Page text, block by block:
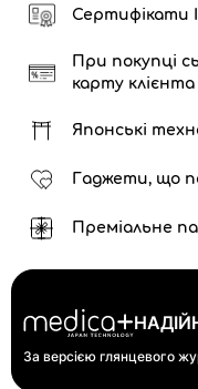
Сертифікати
При покупці
карту клієнта
Японські
Гаджети, що
Преміальне
За версією глянцевого